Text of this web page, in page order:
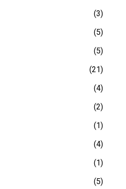
(3)
(5)
(5)
(21)
(4)
(2)
(1)
(4)
(1)
(5)